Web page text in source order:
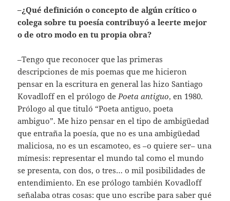
–¿Qué definición o concepto de algún crítico o
colega sobre tu poesía contribuyó a leerte mejor
o de otro modo en tu propia obra?
–Tengo que reconocer que las primeras
descripciones de mis poemas que me hicieron
pensar en la escritura en general las hizo Santiago
Kovadloff en el prólogo dePoeta antiguo, en 1980.
Prólogo al que tituló “Poeta antiguo, poeta
ambiguo”. Me hizo pensar en el tipo de ambigüedad
que entraña la poesía, que no es una ambigüedad
maliciosa, no es un escamoteo, es –o quiere ser– una
mímesis: representar el mundo tal como el mundo
se presenta, con dos, o tres… o mil posibilidades de
entendimiento. En ese prólogo también Kovadloff
señalaba otras cosas: que uno escribe para saber qué